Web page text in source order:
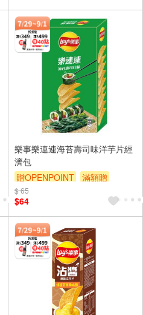
樂事樂連連海苔壽司味洋芋片經
濟包
贈OPENPOINT
滿額贈
滿額9折
$ 65
$64